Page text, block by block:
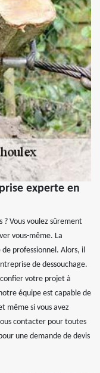
experte en
? Vous voulez sûrement
vous-même. La
professionnel. Alors, il
de dessouchage.
confier votre projet à
équipe est capable de
même si vous avez
contacter pour toutes
une demande de devis